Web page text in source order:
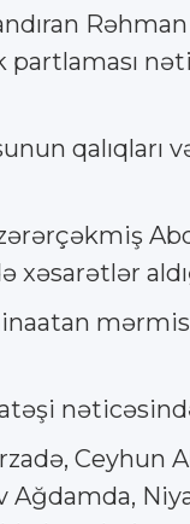
qalıqları
Ceyhun
Ağdamda,